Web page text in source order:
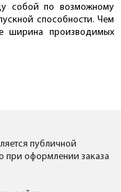
собой по возможному
способности. Чем
ширина производимых
публичной
при оформлении заказа